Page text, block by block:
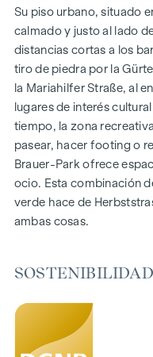
150 viviendas de pleno
Superficie habitable de
Pisos de 1 a 4
Jardines, balcones,
Grandes alturas
Aparcamiento
Tranquilo patio interior
Sistema fotovoltaico
Sala común
LLEGAR A CASA
En Herbststrasse le
cuidadosamente
suelos de parqué y la
garantizan un confort
Su piso urbano, situado
calmado y justo al lado
distancias cortas a los
tiro de piedra por la
la Mariahilfer Straße, al
lugares de interés
tiempo, la zona
pasear, hacer footing o
Brauer-Park ofrece
ocio. Esta combinación
verde hace de
ambas cosas.
SOSTENIBILIDAD